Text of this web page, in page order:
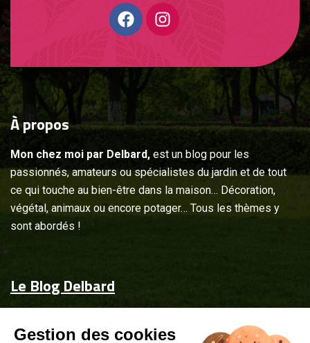
Àpropos
Mon chez moi par Delbard, est un blog pour les
passionnés, amateurs ou spécialistes du jardin et de tout
ce qui touche au bien-être dans la maison… Décoration,
végétal, animaux ou encore potager… Tous les thèmes y
sont abordés !
Le Blog Delbard
Gestion des cookies